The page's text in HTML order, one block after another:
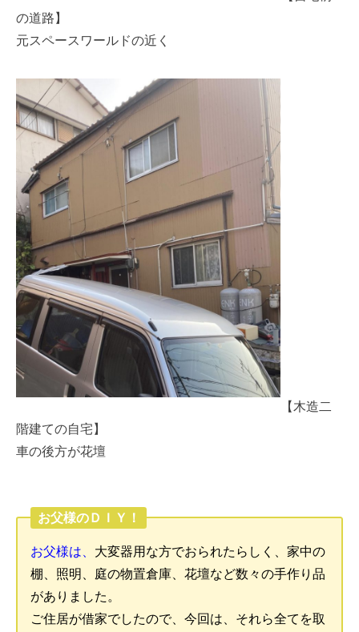
の道路】
元スペースワールドの近く
【木造二
階建ての自宅】
車の後方が花壇
お父様のＤＩＹ！
お父様は、 大変器用な方でおられたらしく、家中の
棚、照明、庭の物置倉庫、花壇など数々の手作り品
がありました。
ご住居が借家でしたので、今回は、それら全てを取